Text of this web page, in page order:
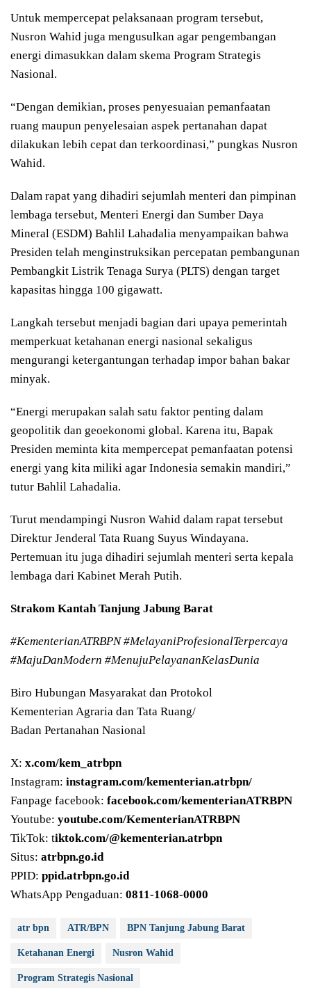
Untuk mempercepat pelaksanaan program tersebut,
Nusron Wahid juga mengusulkan agar pengembangan
energi dimasukkan dalam skema Program Strategis
Nasional.
“Dengan demikian, proses penyesuaian pemanfaatan
ruang maupun penyelesaian aspek pertanahan dapat
dilakukan lebih cepat dan terkoordinasi,” pungkas Nusron
Wahid.
Dalam rapat yang dihadiri sejumlah menteri dan pimpinan
lembaga tersebut, Menteri Energi dan Sumber Daya
Mineral (ESDM) Bahlil Lahadalia menyampaikan bahwa
Presiden telah menginstruksikan percepatan pembangunan
Pembangkit Listrik Tenaga Surya (PLTS) dengan target
kapasitas hingga 100 gigawatt.
Langkah tersebut menjadi bagian dari upaya pemerintah
memperkuat ketahanan energi nasional sekaligus
mengurangi ketergantungan terhadap impor bahan bakar
minyak.
“Energi merupakan salah satu faktor penting dalam
geopolitik dan geoekonomi global. Karena itu, Bapak
Presiden meminta kita mempercepat pemanfaatan potensi
energi yang kita miliki agar Indonesia semakin mandiri,”
tutur Bahlil Lahadalia.
Turut mendampingi Nusron Wahid dalam rapat tersebut
Direktur Jenderal Tata Ruang Suyus Windayana.
Pertemuan itu juga dihadiri sejumlah menteri serta kepala
lembaga dari Kabinet Merah Putih.
Strakom Kantah Tanjung Jabung Barat
#KementerianATRBPN #MelayaniProfesionalTerpercaya
#MajuDanModern #MenujuPelayananKelasDunia
Biro Hubungan Masyarakat dan Protokol
Kementerian Agraria dan Tata Ruang/
Badan Pertanahan Nasional
X: x.com/kem_atrbpn
Instagram: instagram.com/kementerian.atrbpn/
Fanpage facebook: facebook.com/kementerianATRBPN
Youtube: youtube.com/KementerianATRBPN
TikTok: tiktok.com/@kementerian.atrbpn
Situs: atrbpn.go.id
PPID: ppid.atrbpn.go.id
WhatsApp Pengaduan: 0811-1068-0000
atr bpn ATR/BPN BPN Tanjung Jabung Barat
Ketahanan Energi Nusron Wahid
Program Strategis Nasional